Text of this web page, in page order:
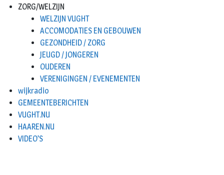
ZORG/WELZIJN
WELZIJN VUGHT
ACCOMODATIES EN GEBOUWEN
GEZONDHEID / ZORG
JEUGD / JONGEREN
OUDEREN
VERENIGINGEN / EVENEMENTEN
wijkradio
GEMEENTEBERICHTEN
VUGHT.NU
HAAREN.NU
VIDEO’S